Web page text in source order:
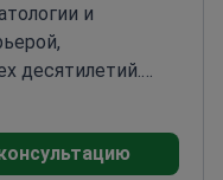
и
десятилетий.
в Венском
доктор завершил
по внутренней